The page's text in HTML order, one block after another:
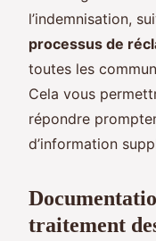
l’indemnisation,
processus de
toutes les
Cela vous
répondre
d’information
traitement